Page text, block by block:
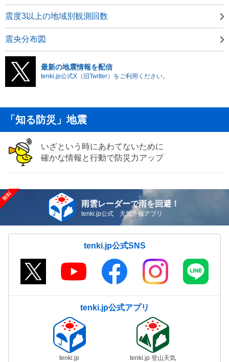
震度3以上の地域別観測回数
震央分布図
最新の地震情報を配信
tenki.jp公式X（旧Twitter）をご利用ください。
「知る防災」地震
いざという時にあわてないために
確かな情報と行動で防災力アップ
雨雲レーダーで雨を回避！
tenki.jp公式 天気予報アプリ
tenki.jp公式SNS
tenki.jp公式アプリ
tenki.jp tenki.jp 登山天気